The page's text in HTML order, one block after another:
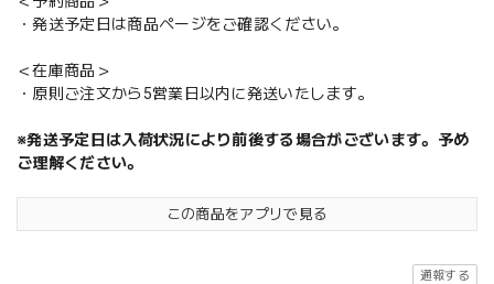
・発送予定日は商品ページをご確認ください。
＜在庫商品＞
・原則ご注文から5営業日以内に発送いたします。
※発送予定日は入荷状況により前後する場合がございます。予め
ご理解ください。
この商品をアプリで見る
通報する